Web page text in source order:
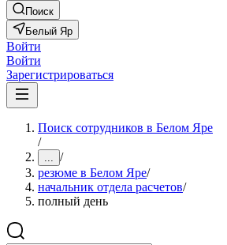
Поиск
Белый Яр
Войти
Войти
Зарегистрироваться
Поиск сотрудников в Белом Яре
/
... /
резюме в Белом Яре/
начальник отдела расчетов/
полный день